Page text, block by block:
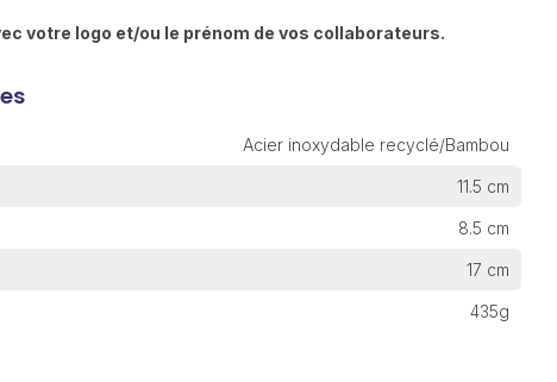
votre logo et/ou le prénom de vos collaborateurs.
Acier inoxydable recyclé/Bambou
11.5 cm
8.5 cm
17 cm
435g